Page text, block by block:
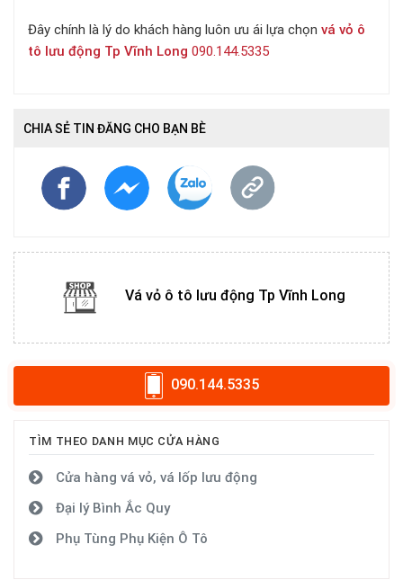
Đây chính là lý do khách hàng luôn ưu ái lựa chọn vá vỏ ô
tô lưu động Tp Vĩnh Long 090.144.5335
CHIA SẺ TIN ĐĂNG CHO BẠN BÈ
Vá vỏ ô tô lưu động Tp Vĩnh Long
090.144.5335
TÌM THEO DANH MỤC CỬA HÀNG
Cửa hàng vá vỏ, vá lốp lưu động
Đại lý Bình Ắc Quy
Phụ Tùng Phụ Kiện Ô Tô